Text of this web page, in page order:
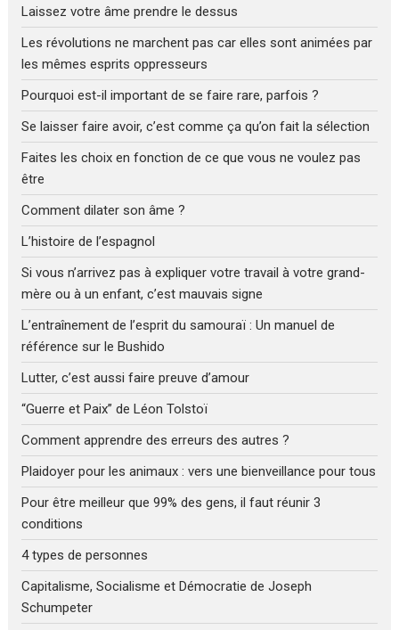
Laissez votre âme prendre le dessus
Les révolutions ne marchent pas car elles sont animées par
les mêmes esprits oppresseurs
Pourquoi est-il important de se faire rare, parfois ?
Se laisser faire avoir, c’est comme ça qu’on fait la sélection
Faites les choix en fonction de ce que vous ne voulez pas
être
Comment dilater son âme ?
L’histoire de l’espagnol
Si vous n’arrivez pas à expliquer votre travail à votre grand-
mère ou à un enfant, c’est mauvais signe
L’entraînement de l’esprit du samouraï : Un manuel de
référence sur le Bushido
Lutter, c’est aussi faire preuve d’amour
“Guerre et Paix” de Léon Tolstoï
Comment apprendre des erreurs des autres ?
Plaidoyer pour les animaux : vers une bienveillance pour tous
Pour être meilleur que 99% des gens, il faut réunir 3
conditions
4 types de personnes
Capitalisme, Socialisme et Démocratie de Joseph
Schumpeter